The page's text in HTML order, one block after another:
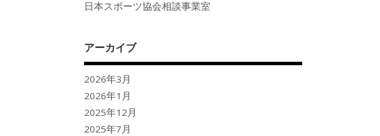
日本スポーツ協会相談事業室
アーカイブ
2026年3月
2026年1月
2025年12月
2025年7月